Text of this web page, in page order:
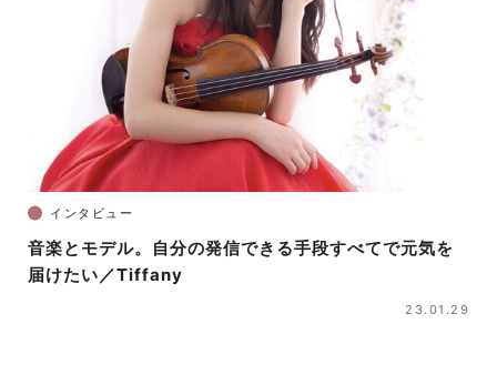
インタビュー
音楽とモデル。自分の発信できる手段すべてで元気を
届けたい／Tiffany
23.01.29